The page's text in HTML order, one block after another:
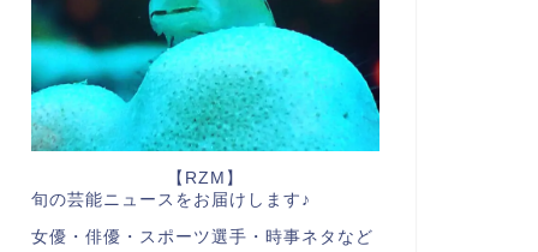
【RZM】
旬の芸能ニュースをお届けします♪
女優・俳優・スポーツ選手・時事ネタなど